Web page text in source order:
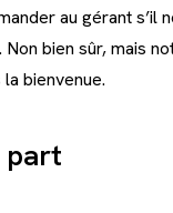
au gérant s’il
bien sûr, mais
bienvenue.
part